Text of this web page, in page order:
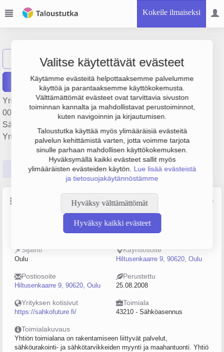
Kokeile ilmaiseksi
Valitse käytettävät evästeet
Käytämme evästeitä helpottaaksemme palvelumme
käyttöä ja parantaaksemme käyttökokemusta.
Välttämättömät evästeet ovat tarvittavia sivuston
toiminnan kannalta ja mahdollistavat perustoiminnot,
kuten navigoinnin ja kirjautumisen.
Taloustutka käyttää myös ylimääräisiä evästeitä
palvelun kehittämistä varten, jotta voimme tarjota
sinulle parhaan mahdollisen käyttökokemuksen.
Hyväksymällä kaikki evästeet sallit myös
ylimääräisten evästeiden käytön. Lue lisää evästeistä
ja tietosuojakäytännöstämme
Hyväksy välttämättömät
Hyväksy kaikki evästeet
Näytä haku Sähköfuture Oy
Raportit
Yrityksen Sähköfuture Oy liikevaihto on 1.3 milj. €, tulos 47
000 € ja henkilöstömäärä 8. Sen päätoimiala on
Sähköasennus, perustamisvuosi 2008 ja sijainti Oulu.
Yrityksen yhtiömuoto Osakeyhtiö (OY).
Perustiedot Tilinpäätösluvut Päättäjätiedot
Lähde: YTJ, PRH, Traficom
Henkilöstömäärä
5–9
Sijainti
Oulu
Käyntiosoite
Hiltusenkaarre 9, 90620, Oulu
Postiosoite
Hiltusenkaarre 9, 90620, Oulu
Perustettu
25.08.2008
Yrityksen kotisivut
https://sahkofuture.fi/
Toimiala
43210 - Sähköasennus
Toimialakuvaus
Yhtiön toimialana on rakentamiseen liittyvät palvelut,
sähköurakointi- ja sähkötarvikkeiden myynti ja maahantuonti. Yhtiö